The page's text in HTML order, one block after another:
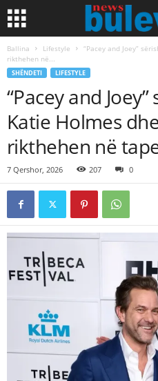
Ballina Lifestyle
“Pacey and Joey”
rikthehen në...
SHËNDETI LIFESTYLE
“Pacey and
Katie Holmes
rikthehen në
7 Qershor, 2026 207 0